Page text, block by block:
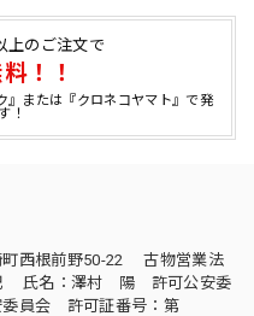
上のご注文で
！！
』または『クロネコヤマト』で発
！
町西根前野50-22 古物営業法
氏名：澤村 陽 許可公安委
委員会 許可証番号：第